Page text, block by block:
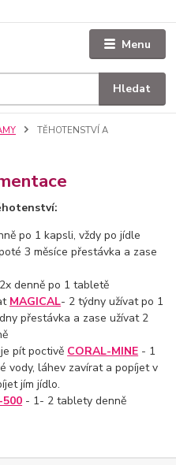
Menu
Hledat
TĚHOTENSTVÍ A
po 1 kapsli, vždy po jídle
3 měsíce přestávka a zase
denně po 1 tabletě
MAGICAL- 2 týdny užívat po 1
přestávka a zase užívat 2
pít poctivě CORAL-MINE - 1
vody, láhev zavírat a popíjet v
jím jídlo.
500 - 1- 2 tablety denně